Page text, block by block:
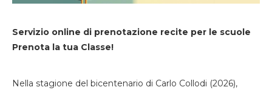
Servizio online di prenotazione recite per le scuole
Prenota la tua Classe!
Nella stagione del bicentenario di Carlo Collodi (2026),